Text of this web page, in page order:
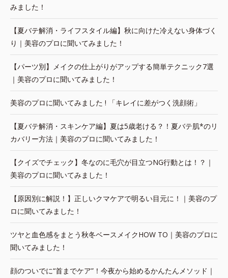
みました！
【夏バテ解消・ライフスタイル編】秋に向けた冷えない身体づく
り｜美容のプロに聞いてみました！
【パーツ別】メイクの仕上がりがアップする簡単テクニック7選
｜美容のプロに聞いてみました！
美容のプロに聞いてみました ! 「キレイに差がつく洗顔術」
【夏バテ解消・スキンケア編】夏は5歳老ける？！夏バテ肌*のリ
カバリー方法｜美容のプロに聞いてみました！
【クイズでチェック】冬なのに毛穴が目立つNG行動とは！？｜
美容のプロに聞いてみました！
【原因別に解説！】正しいクマケアで明るい目元に！｜美容のプ
ロに聞いてみました！
ツヤと血色感をまとう秋冬ベースメイクHOW TO｜美容のプロに
聞いてみました！
顔のついでに“首までケア”！今夜から始めるかんたんメソッド｜